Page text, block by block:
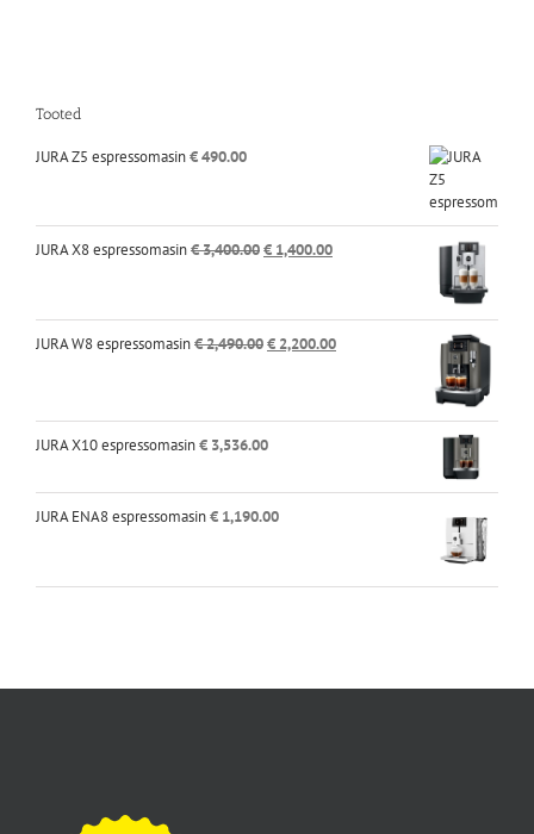
Tooted
JURA Z5 espressomasin€490.00
JURA X8 espressomasin€3,400.00Algne
€ 3,400.00.
€ 1,400.00Praegune
€ 1,400.00.
JURA W8 espressomasin€2,490.00Algne
€ 2,200.00Praegune
JURA X10 espressomasin€ 3,536.00
JURA ENA8 espressomasin€ 1,190.00